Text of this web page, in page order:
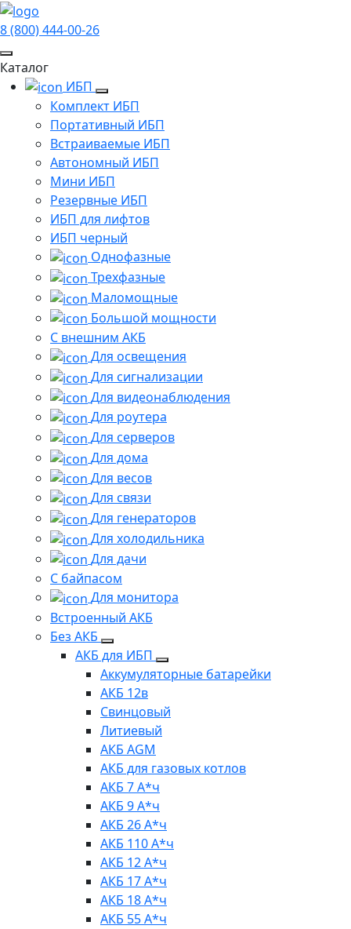
8 (800) 444-00-26
Каталог
ИБП
Комплект ИБП
Портативный ИБП
Встраиваемые ИБП
Автономный ИБП
Мини ИБП
Резервные ИБП
ИБП для лифтов
ИБП черный
Однофазные
Трехфазные
Маломощные
Большой мощности
С внешним АКБ
Для освещения
Для сигнализации
Для видеонаблюдения
Для роутера
Для серверов
Для дома
Для весов
Для связи
Для генераторов
Для холодильника
Для дачи
С байпасом
Для монитора
Встроенный АКБ
Без АКБ
АКБ для ИБП
Аккумуляторные батарейки
АКБ 12в
Свинцовый
Литиевый
АКБ AGM
АКБ для газовых котлов
АКБ 7 А*ч
АКБ 9 А*ч
АКБ 26 А*ч
АКБ 110 А*ч
АКБ 12 А*ч
АКБ 17 А*ч
АКБ 18 А*ч
АКБ 55 А*ч